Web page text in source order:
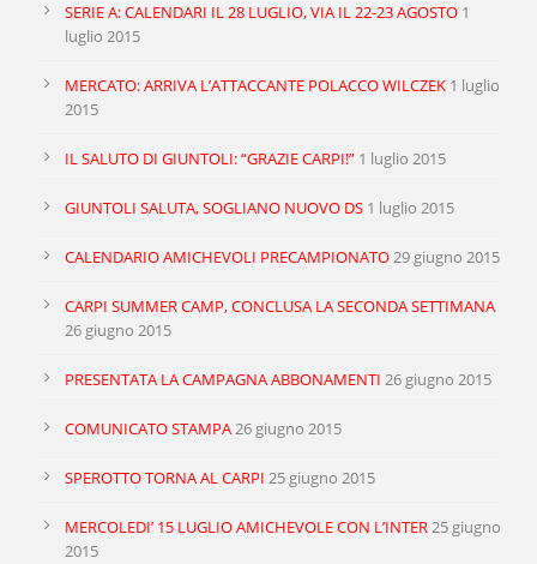
PENALTIES CONCEDED
RED CARDS
SHOOTING ACCURACY
SUCCESSFUL CROSSES
CHANCES CREATED
SERIE A: CALENDARI IL 28 LUGLIO, VIA IL 22-23 AGOSTO 1
luglio 2015
MERCATO: ARRIVA L’ATTACCANTE POLACCO WILCZEK 1 luglio
2015
IL SALUTO DI GIUNTOLI: “GRAZIE CARPI!” 1 luglio 2015
GIUNTOLI SALUTA, SOGLIANO NUOVO DS 1 luglio 2015
CALENDARIO AMICHEVOLI PRECAMPIONATO29 giugno 2015
CARPI SUMMER CAMP, CONCLUSA LA SECONDA SETTIMANA
26 giugno 2015
PRESENTATA LA CAMPAGNA ABBONAMENTI 26 giugno 2015
COMUNICATO STAMPA26 giugno 2015
SPEROTTO TORNA AL CARPI 25 giugno 2015
MERCOLEDI’ 15 LUGLIO AMICHEVOLE CON L’INTER25 giugno
2015